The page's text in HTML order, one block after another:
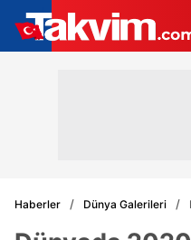
Haberler Dünya Galerileri